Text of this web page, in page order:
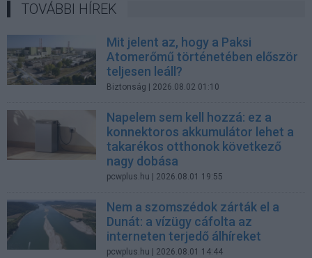
TOVÁBBI HÍREK
Mit jelent az, hogy a Paksi
Atomerőmű történetében először
teljesen leáll?
Biztonság | 2026.08.02 01:10
Napelem sem kell hozzá: ez a
konnektoros akkumulátor lehet a
takarékos otthonok következő
nagy dobása
pcwplus.hu | 2026.08.01 19:55
Nem a szomszédok zárták el a
Dunát: a vízügy cáfolta az
interneten terjedő álhíreket
pcwplus.hu | 2026.08.01 14:44